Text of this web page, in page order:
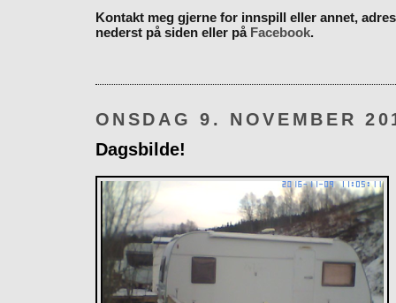
Kontakt meg gjerne for innspill eller annet,
nederst på siden eller på Facebook.
ONSDAG 9. NOVEMBER
Dagsbilde!